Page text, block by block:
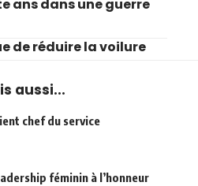
ans dans une guerre
de réduire la voilure
aussi...
chef du service
féminin à l’honneur